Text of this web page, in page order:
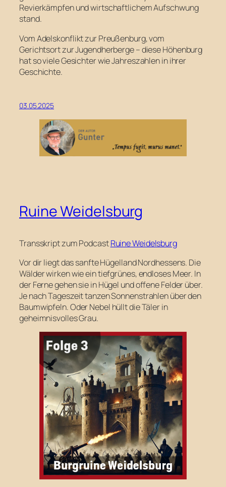
Revierkämpfen und wirtschaftlichem Aufschwung
stand.
Vom Adelskonflikt zur Preußenburg, vom
Gerichtsort zur Jugendherberge – diese Höhenburg
hat so viele Gesichter wie Jahreszahlen in ihrer
Geschichte.
03.05.2025
Ruine Weidelsburg
Transskript zum PodcastRuine Weidelsburg
Vor dir liegt das sanfte Hügelland Nordhessens. Die
Wälder wirken wie ein tiefgrünes, endloses Meer. In
der Ferne gehen sie in Hügel und offene Felder über.
Je nach Tageszeit tanzen Sonnenstrahlen über den
Baumwipfeln. Oder Nebel hüllt die Täler in
geheimnisvolles Grau.